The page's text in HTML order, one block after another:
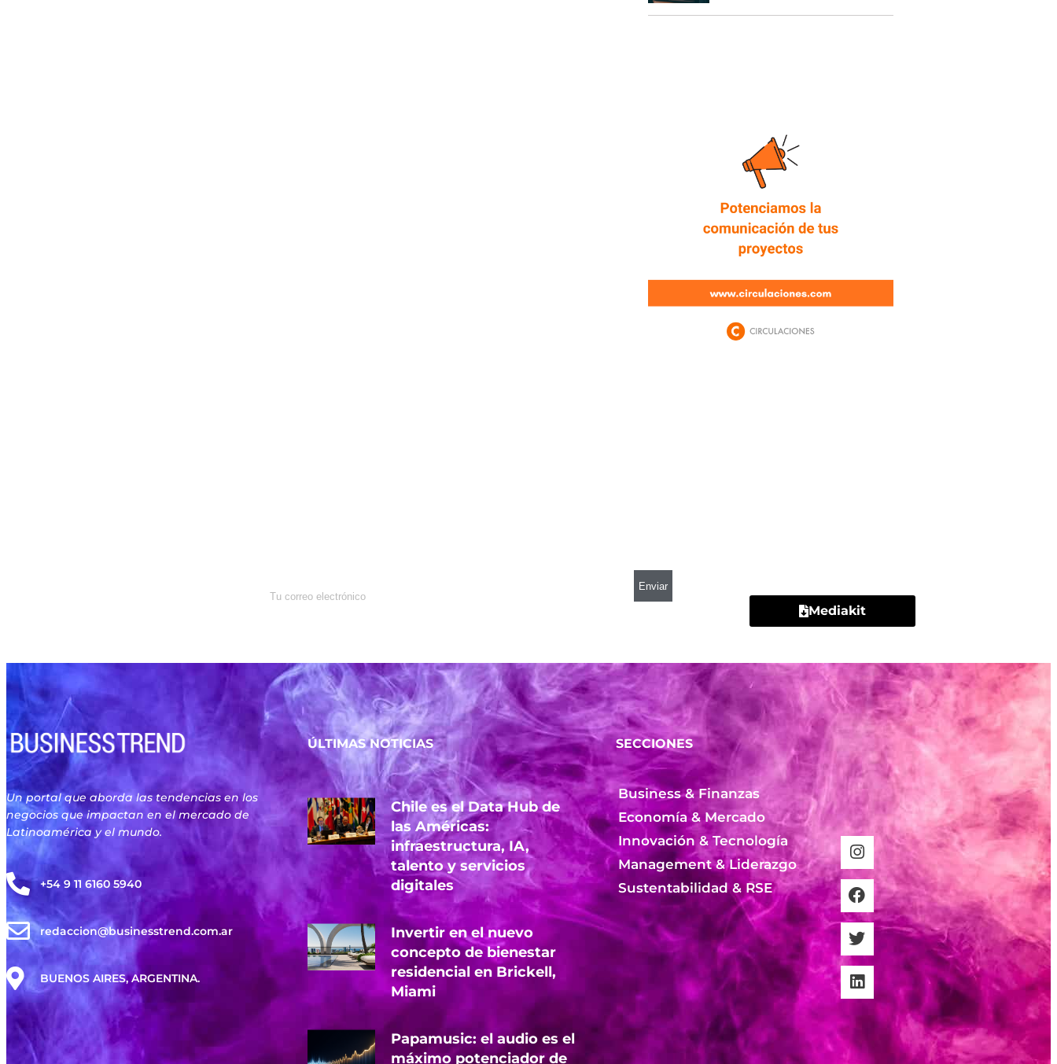
Mediakit
Un portal que aborda las tendencias en los
negocios que impactan en el mercado de
Latinoamérica y el mundo.
+54 9 11 6160 5940
redaccion@businesstrend.com.ar
BUENOS AIRES, ARGENTINA.
ÚLTIMAS NOTICIAS
Chile es el Data Hub de
las Américas:
infraestructura, IA,
talento y servicios
digitales
Invertir en el nuevo
concepto de bienestar
residencial en Brickell,
Miami
Papamusic: el audio es el
máximo potenciador de
SECCIONES
Business & Finanzas
Economía & Mercado
Innovación & Tecnología
Management & Liderazgo
Sustentabilidad & RSE